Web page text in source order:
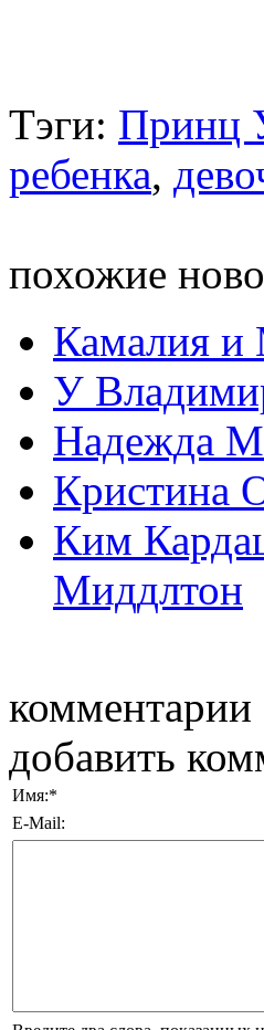
Тэги: Принц
ребенка,
похожие
Камалия и
У
Надежда
Кристина
Ким
Миддлтон
комментарии
добавить
Имя:*
E-Mail: